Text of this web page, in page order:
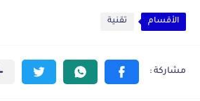
الأقسام تقنية